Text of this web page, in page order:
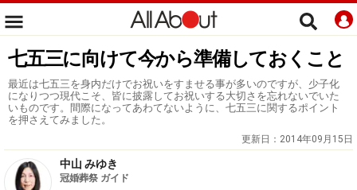
七五三に向けて今から準備しておくこと
最近は七五三を身内だけでお祝いをすませる事が多いのですが、少子化
になりつつ現代こそ、皆に披露してお祝いする大切さを忘れないでいた
いものです。間際になってあわてないように、七五三に関するポイント
を押さえてみました。
更新日： 2014年09月15日
中山 みゆき
冠婚葬祭 ガイド